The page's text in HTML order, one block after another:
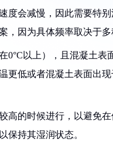
度会减慢，因此需要特
，因为具体频率取决于
0°C以上），且混凝土
更低或者混凝土表面出
高的时候进行，以避免
保持其湿润状态。